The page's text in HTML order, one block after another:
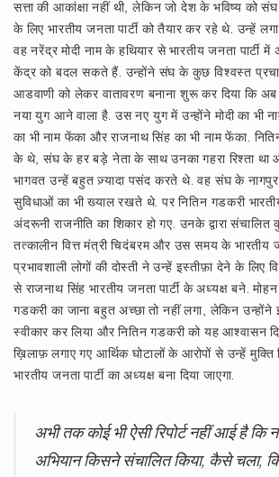
सत्ता की आकांक्षा नहीं थी, लेकिन जो देश के भविष्य को
के लिए भारतीय जनता पार्टी को तैयार कर रहे थे. उन्हें
वह नरेंद्र मोदी नाम के हथियार से भारतीय जनता पार्टी
केंद्र को बदल सकते हैं. उन्होंने संघ के कुछ विश्‍वस्त
आडवाणी को लेकर वातावरण बनाना शुरू कर दिया कि
नया युग आने वाला है. उस नए युग में उन्होंने मोदी का भी
का भी नाम फेंका और राजनाथ सिंह का भी नाम फेंका.
के थे, संघ के हर बड़े नेता के साथ उनका गहरा रिश्ता था
भागवत उन्हें बहुत ज़्यादा पसंद करते थे. वह संघ के
सुविधाओं का भी ख्याल रखते थे. पर नितिन गडकरी
अंदरूनी राजनीति का शिकार हो गए. उनके द्वारा
तत्कालीन वित्त मंत्री चिदंबरम और उस समय के भारतीय
प्रभावशाली लोगों की दोस्ती ने उन्हें इस्तीफ़ा देने के लिए
से राजनाथ सिंह भारतीय जनता पार्टी के अध्यक्ष बने.
गडकरी का जाना बहुत अच्छा तो नहीं लगा, लेकिन
स्वीकार कर लिया और नितिन गडकरी को यह आश्‍वासन
ख़िलाफ़ लगाए गए आर्थिक घोटालों के आरोपों से उन्हें मुक्ति
भारतीय जनता पार्टी का अध्यक्ष बना दिया जाएगा.
अभी तक कोई भी ऐसी रिपोर्ट नहीं आई है कि
अभियान किसने संचालित किया, कैसे चला,